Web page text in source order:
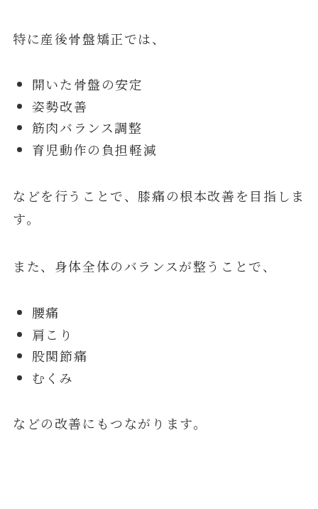
特に産後骨盤矯正では、
開いた骨盤の安定
姿勢改善
筋肉バランス調整
育児動作の負担軽減
などを行うことで、膝痛の根本改善を目指しま
す。
また、身体全体のバランスが整うことで、
腰痛
肩こり
股関節痛
むくみ
などの改善にもつながります。